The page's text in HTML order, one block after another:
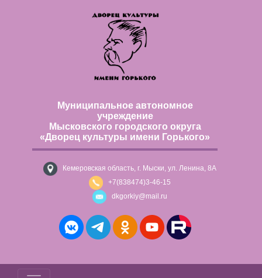
Муниципальное автономное
учреждение
Мысковского городского округа
«Дворец культуры имени Горького»
Кемеровская область, г. Мыски, ул. Ленина, 8А
+7(838474)3-46-15
dkgorkiy@mail.ru